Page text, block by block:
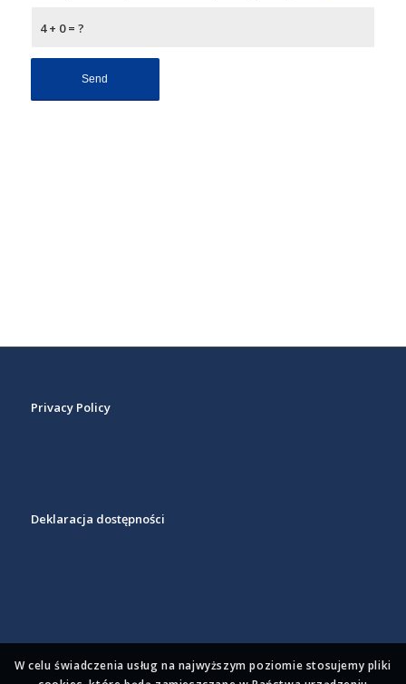
4 + 0 = ?
Privacy Policy
Deklaracja dostępności
W celu świadczenia usług na najwyższym poziomie stosujemy pliki